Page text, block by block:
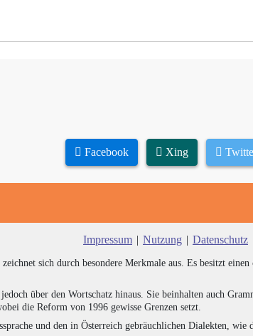
Facebook Xing
Impressum | Nutzung | Datenschutz
zeichnet sich durch besondere Merkmale aus. Es besitzt
über den Wortschatz hinaus. Sie beinhalten auch
die Reform von 1996 gewisse Grenzen setzt.
und den in Österreich gebräuchlichen Dialekten, wie